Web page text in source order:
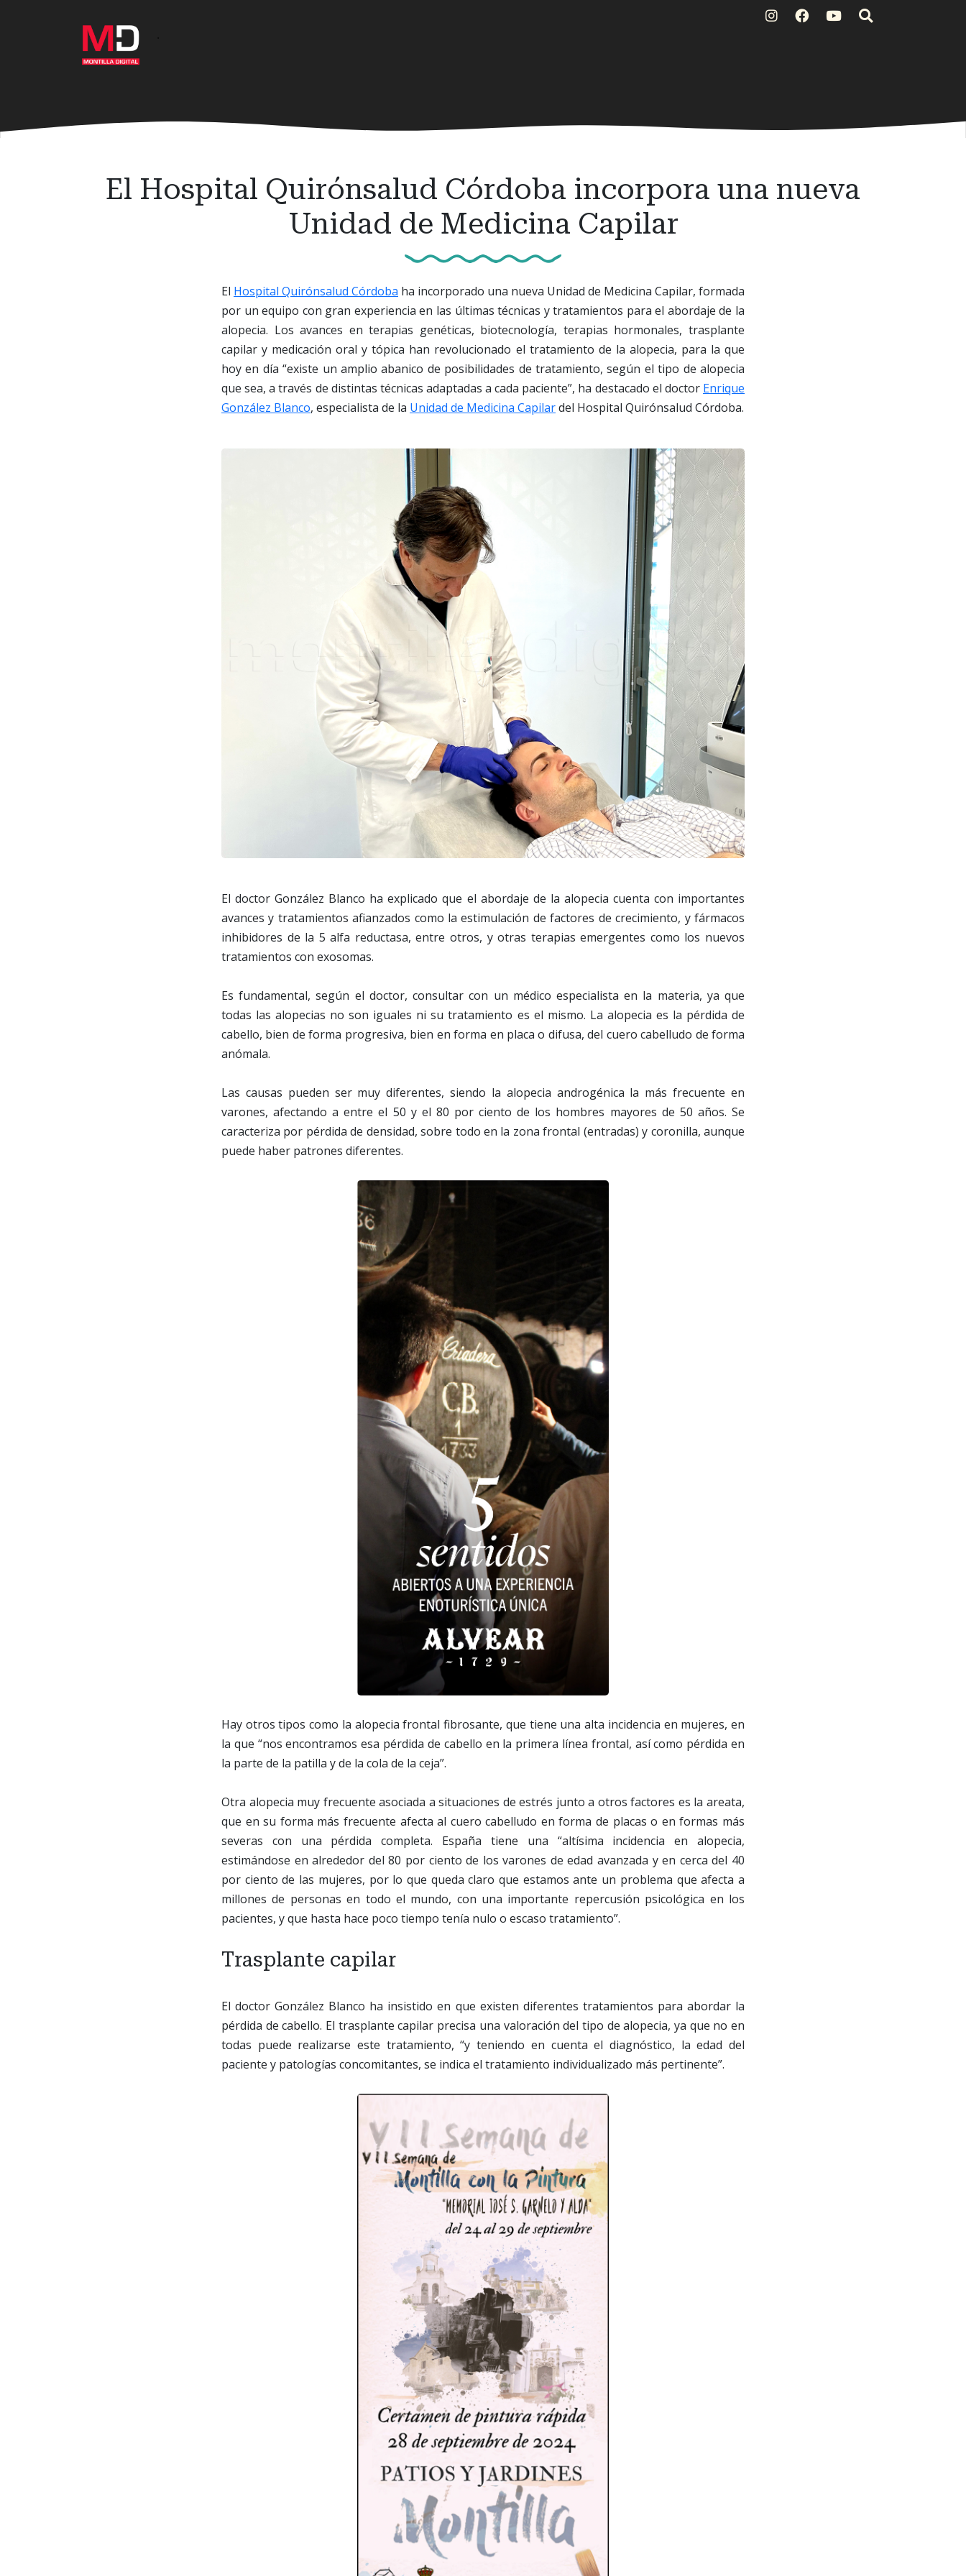
El Hospital Quirónsalud Córdoba incorpora una nueva
Unidad de Medicina Capilar
El Hospital Quirónsalud Córdoba ha incorporado una nueva Unidad de Medicina Capilar, formada
por un equipo con gran experiencia en las últimas técnicas y tratamientos para el abordaje de la
alopecia. Los avances en terapias genéticas, biotecnología, terapias hormonales, trasplante
capilar y medicación oral y tópica han revolucionado el tratamiento de la alopecia, para la que
hoy en día “existe un amplio abanico de posibilidades de tratamiento, según el tipo de alopecia
que sea, a través de distintas técnicas adaptadas a cada paciente”, ha destacado el doctor Enrique
González Blanco, especialista de la Unidad de Medicina Capilardel Hospital Quirónsalud Córdoba.
El doctor González Blanco ha explicado que el abordaje de la alopecia cuenta con importantes
avances y tratamientos afianzados como la estimulación de factores de crecimiento, y fármacos
inhibidores de la 5 alfa reductasa, entre otros, y otras terapias emergentes como los nuevos
tratamientos con exosomas.
Es fundamental, según el doctor, consultar con un médico especialista en la materia, ya que
todas las alopecias no son iguales ni su tratamiento es el mismo. La alopecia es la pérdida de
cabello, bien de forma progresiva, bien en forma en placa o difusa, del cuero cabelludo de forma
anómala.
Las causas pueden ser muy diferentes, siendo la alopecia androgénica la más frecuente en
varones, afectando a entre el 50 y el 80 por ciento de los hombres mayores de 50 años. Se
caracteriza por pérdida de densidad, sobre todo en la zona frontal (entradas) y coronilla, aunque
puede haber patrones diferentes.
Hay otros tipos como la alopecia frontal fibrosante, que tiene una alta incidencia en mujeres, en
la que “nos encontramos esa pérdida de cabello en la primera línea frontal, así como pérdida en
la parte de la patilla y de la cola de la ceja”.
Otra alopecia muy frecuente asociada a situaciones de estrés junto a otros factores es la areata,
que en su forma más frecuente afecta al cuero cabelludo en forma de placas o en formas más
severas con una pérdida completa. España tiene una “altísima incidencia en alopecia,
estimándose en alrededor del 80 por ciento de los varones de edad avanzada y en cerca del 40
por ciento de las mujeres, por lo que queda claro que estamos ante un problema que afecta a
millones de personas en todo el mundo, con una importante repercusión psicológica en los
pacientes, y que hasta hace poco tiempo tenía nulo o escaso tratamiento”.
Trasplante capilar
El doctor González Blanco ha insistido en que existen diferentes tratamientos para abordar la
pérdida de cabello. El trasplante capilar precisa una valoración del tipo de alopecia, ya que no en
todas puede realizarse este tratamiento, “y teniendo en cuenta el diagnóstico, la edad del
paciente y patologías concomitantes, se indica el tratamiento individualizado más pertinente”.